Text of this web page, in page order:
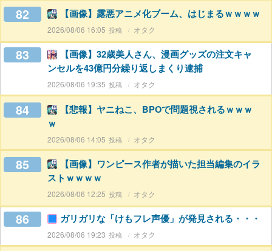
82 【画像】露悪アニメ化ブーム、はじまるｗｗｗｗ
2026/08/06 16:05 オタク
83
【画像】32歳美人さん、漫画グッズの注文キャ
ンセルを43億円分繰り返しまくり逮捕
2026/08/06 19:35 オタク
84
【悲報】ヤニねこ、BPOで問題視されるｗｗｗ
ｗ
2026/08/06 14:05 オタク
85
【画像】ワンピース作者が描いた担当編集のイラ
ストｗｗｗｗ
2026/08/06 12:25 オタク
86 ガリガリな「けもフレ声優」が発見される・・・
2026/08/06 19:23 オタク